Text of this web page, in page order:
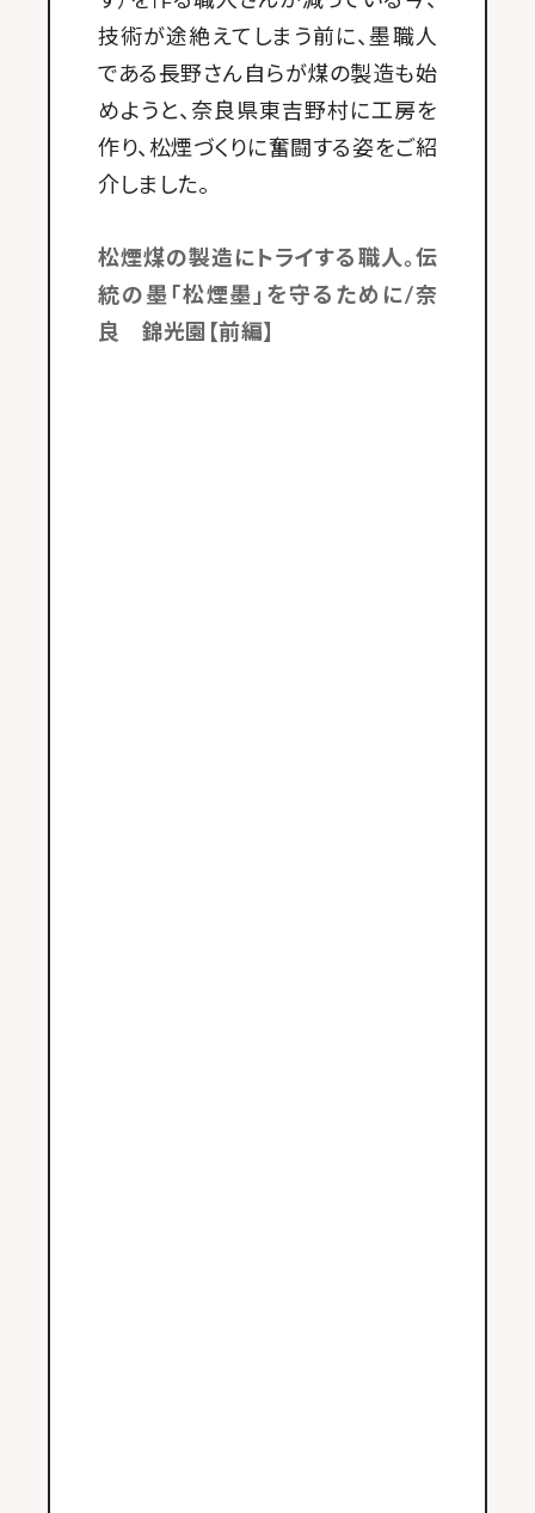
技術が途絶えてしまう前に、墨職人
である長野さん自らが煤の製造も始
めようと、奈良県東吉野村に工房を
作り、松煙づくりに奮闘する姿をご紹
介しました。
松煙煤の製造にトライする職人。伝
統の墨「松煙墨」を守るために/奈
良
錦光園【前編】